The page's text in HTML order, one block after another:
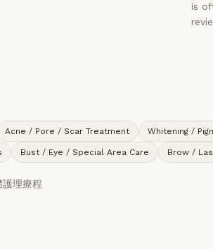
is
Acne / Pore / Scar Treatment Whitening /
Bust / Eye / Special Area Care Brow /
理療程